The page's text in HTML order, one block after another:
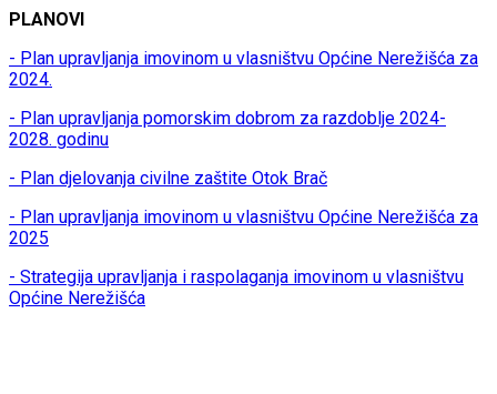
PLANOVI
- Plan upravljanja imovinom u vlasništvu Općine Nerežišća za
2024.
- Plan upravljanja pomorskim dobrom za razdoblje 2024-
2028. godinu
- Plan djelovanja civilne zaštite Otok Brač
- Plan upravljanja imovinom u vlasništvu Općine Nerežišća za
2025
- Strategija upravljanja i raspolaganja imovinom u vlasništvu
Općine Nerežišća